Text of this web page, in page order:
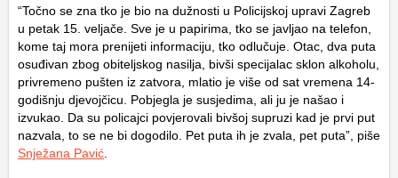
“Točno se zna tko je bio na dužnosti u Policijskoj upravi Zagreb
u petak 15. veljače. Sve je u papirima, tko se javljao na telefon,
kome taj mora prenijeti informaciju, tko odlučuje. Otac, dva puta
osuđivan zbog obiteljskog nasilja, bivši specijalac sklon alkoholu,
privremeno pušten iz zatvora, mlatio je više od sat vremena 14-
godišnju djevojčicu. Pobjegla je susjedima, ali ju je našao i
izvukao. Da su policajci povjerovali bivšoj supruzi kad je prvi put
nazvala, to se ne bi dogodilo. Pet puta ih je zvala, pet puta”, piše
Snježana Pavić.